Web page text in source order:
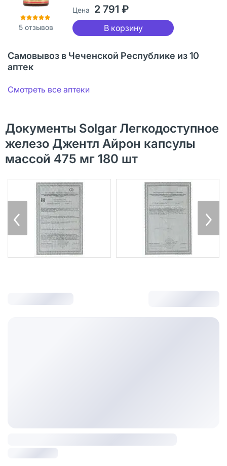
5 отзывов
Цена 2 791 ₽
В корзину
Самовывоз в Чеченской Республике из 10
аптек
Смотреть все аптеки
Документы Solgar Легкодоступное
железо Джентл Айрон капсулы
массой 475 мг 180 шт